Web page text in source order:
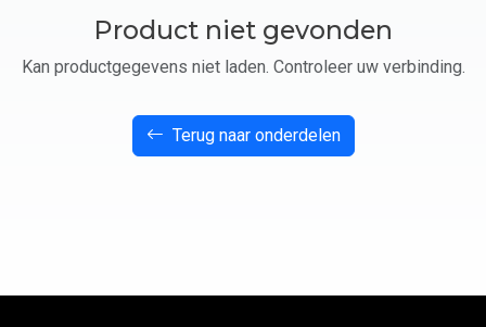
Product niet gevonden
Kan productgegevens niet laden. Controleer uw verbinding.
Terug naar onderdelen